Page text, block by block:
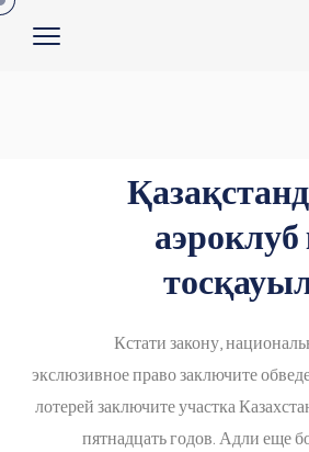
Кстати закону,
экслюзивное право заключите
лотерей заключите участка
пятнадцать годов. Адли еще